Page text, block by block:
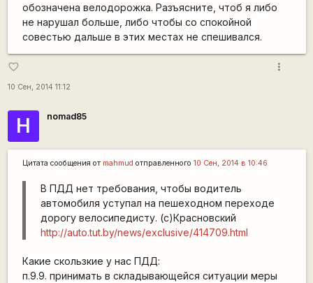
обозначена велодорожка. Разъясните, чтоб я либо
не нарушал больше, либо чтобы со спокойной
совестью дальше в этих местах не спешивался.
favorite_border
10 Сен, 2014 11:12
more_vert
Н nomad85
Цитата сообщения от mаhmud отправленного 10 Сен, 2014 в 10:46
В ПДД нет требования, чтобы водитель
автомобиля уступал на пешеходном переходе
дорогу велосипедисту. (с)Красновский
http://auto.tut.by/news/exclusive/414709.html
Какие скользкие у нас ПДД:
п.9.9. принимать в складывающейся ситуации меры